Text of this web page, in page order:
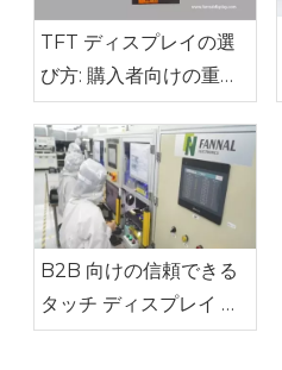
TFT ディスプレイの選
び方: 購入者向けの重要
なヒント
B2B 向けの信頼できる
タッチ ディスプレイ サ
プライヤーを選択するに